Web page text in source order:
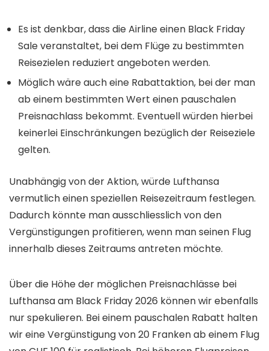
Es ist denkbar, dass die Airline einen Black Friday
Sale veranstaltet, bei dem Flüge zu bestimmten
Reisezielen reduziert angeboten werden.
Möglich wäre auch eine Rabattaktion, bei der man
ab einem bestimmten Wert einen pauschalen
Preisnachlass bekommt. Eventuell würden hierbei
keinerlei Einschränkungen bezüglich der Reiseziele
gelten.
Unabhängig von der Aktion, würde Lufthansa
vermutlich einen speziellen Reisezeitraum festlegen.
Dadurch könnte man ausschliesslich von den
Vergünstigungen profitieren, wenn man seinen Flug
innerhalb dieses Zeitraums antreten möchte.
Über die Höhe der möglichen Preisnachlässe bei
Lufthansa am Black Friday 2026 können wir ebenfalls
nur spekulieren. Bei einem pauschalen Rabatt halten
wir eine Vergünstigung von 20 Franken ab einem Flug